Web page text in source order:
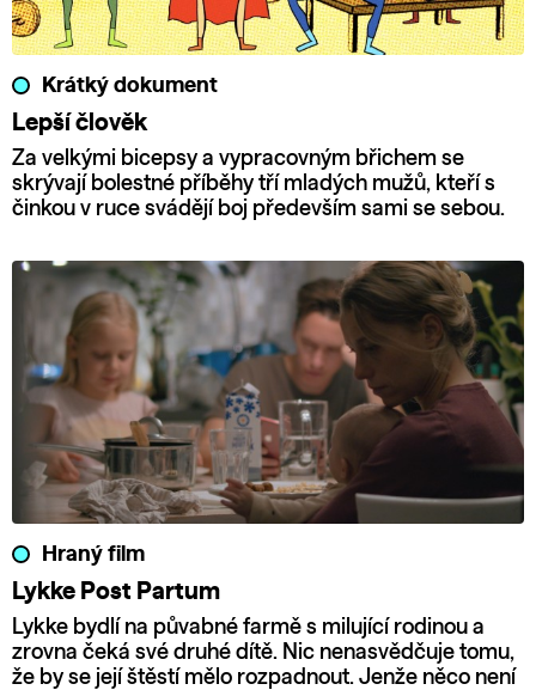
Krátký dokument
Lepší člověk
Za velkými bicepsy a vypracovným břichem se
skrývají bolestné příběhy tří mladých mužů, kteří s
činkou v ruce svádějí boj především sami se sebou.
Hraný film
Lykke Post Partum
Lykke bydlí na půvabné farmě s milující rodinou a
zrovna čeká své druhé dítě. Nic nenasvědčuje tomu,
že by se její štěstí mělo rozpadnout. Jenže něco není